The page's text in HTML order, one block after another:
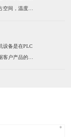
间，温度，
连接器，
设备是在PLC
户产品的实